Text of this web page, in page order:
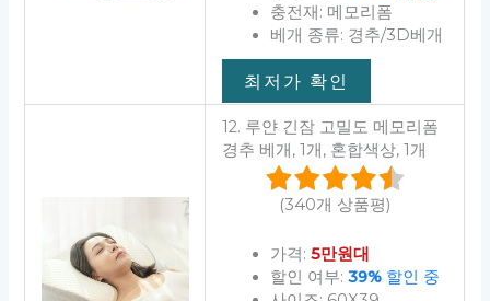
충전재: 메모리폼
베개 종류: 경추/3D베개
최저가 확인
12. 루얀 긴잠 고밀도 메모리폼
경추 베개, 1개, 혼합색상, 1개
(340개 상품평)
가격: 5만원대
할인 여부: 39%할인 중